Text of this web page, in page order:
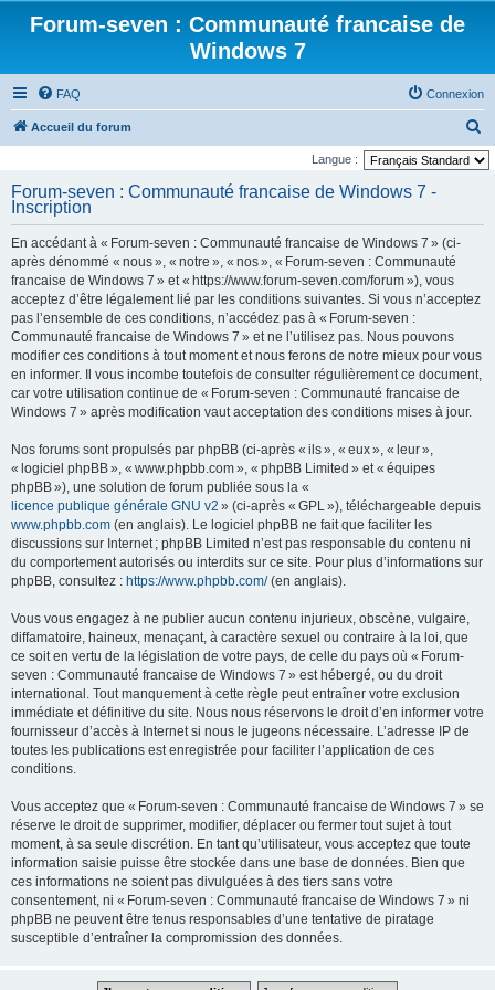
Forum-seven : Communauté francaise de
Windows 7
FAQ Connexion
Accueil du forum
e
Langue :
Forum-seven : Communauté francaise de Windows 7 -
Inscription
En accédant à « Forum-seven : Communauté francaise de Windows 7 » (ci-
après dénommé « nous », « notre », « nos », « Forum-seven : Communauté
francaise de Windows 7 » et « https://www.forum-seven.com/forum »), vous
acceptez d’être légalement lié par les conditions suivantes. Si vous n’acceptez
pas l’ensemble de ces conditions, n’accédez pas à « Forum-seven :
Communauté francaise de Windows 7 » et ne l’utilisez pas. Nous pouvons
modifier ces conditions à tout moment et nous ferons de notre mieux pour vous
en informer. Il vous incombe toutefois de consulter régulièrement ce document,
car votre utilisation continue de « Forum-seven : Communauté francaise de
Windows 7 » après modification vaut acceptation des conditions mises à jour.
Nos forums sont propulsés par phpBB (ci-après « ils », « eux », « leur »,
« logiciel phpBB », « www.phpbb.com », « phpBB Limited » et « équipes
phpBB »), une solution de forum publiée sous la «
licence publique générale GNU v2 » (ci-après « GPL »), téléchargeable depuis
www.phpbb.com (en anglais). Le logiciel phpBB ne fait que faciliter les
discussions sur Internet ; phpBB Limited n’est pas responsable du contenu ni
du comportement autorisés ou interdits sur ce site. Pour plus d’informations sur
phpBB, consultez : https://www.phpbb.com/(en anglais).
Vous vous engagez à ne publier aucun contenu injurieux, obscène, vulgaire,
diffamatoire, haineux, menaçant, à caractère sexuel ou contraire à la loi, que
ce soit en vertu de la législation de votre pays, de celle du pays où « Forum-
seven : Communauté francaise de Windows 7 » est hébergé, ou du droit
international. Tout manquement à cette règle peut entraîner votre exclusion
immédiate et définitive du site. Nous nous réservons le droit d’en informer votre
fournisseur d’accès à Internet si nous le jugeons nécessaire. L’adresse IP de
toutes les publications est enregistrée pour faciliter l’application de ces
conditions.
Vous acceptez que « Forum-seven : Communauté francaise de Windows 7 » se
réserve le droit de supprimer, modifier, déplacer ou fermer tout sujet à tout
moment, à sa seule discrétion. En tant qu’utilisateur, vous acceptez que toute
information saisie puisse être stockée dans une base de données. Bien que
ces informations ne soient pas divulguées à des tiers sans votre
consentement, ni « Forum-seven : Communauté francaise de Windows 7 » ni
phpBB ne peuvent être tenus responsables d’une tentative de piratage
susceptible d’entraîner la compromission des données.